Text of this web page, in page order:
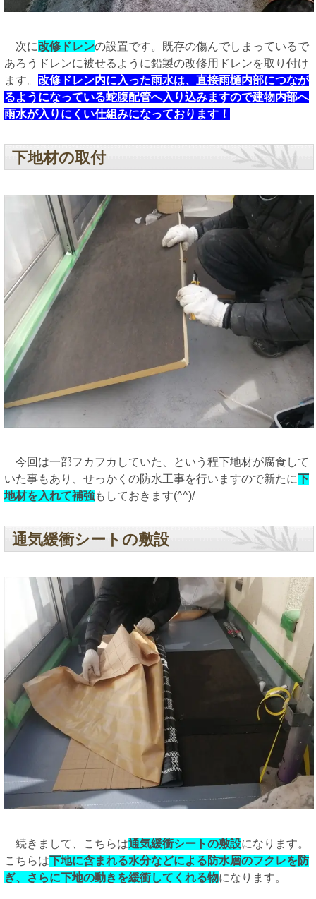
次に改修ドレンの設置です。既存の傷んでしまっているで
あろうドレンに被せるように鉛製の改修用ドレンを取り付け
ます。 改修ドレン内に入った雨水は、直接雨樋内部につなが
るようになっている蛇腹配管へ入り込みますので建物内部へ
雨水が入りにくい仕組みになっております！
下地材の取付
今回は一部フカフカしていた、という程下地材が腐食して
いた事もあり、せっかくの防水工事を行いますので新たに下
地材を入れて補強もしておきます(^^)/
通気緩衝シートの敷設
続きまして、こちらは通気緩衝シートの敷設になります。
こちらは下地に含まれる水分などによる防水層のフクレを防
ぎ、さらに下地の動きを緩衝してくれる物になります。